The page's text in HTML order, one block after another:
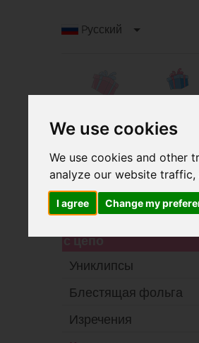
We use cookies
We use cookies and other
analyze our website
I agree Change my
Pусский
Клипса для сосок-
с цепо
Униклипсы
Блестящая фольга
Изречения